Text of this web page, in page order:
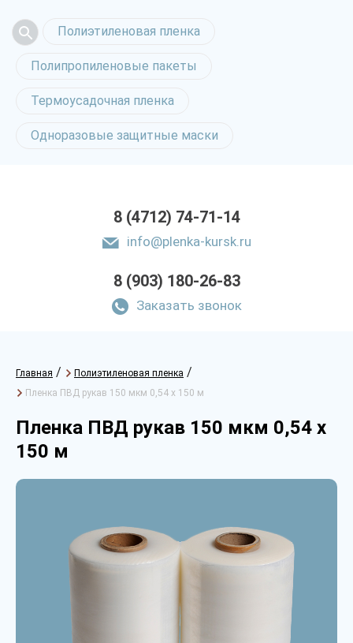
Полиэтиленовая пленка
Полипропиленовые пакеты
Термоусадочная пленка
Одноразовые защитные маски
8 (4712) 74-71-14
info@plenka-kursk.ru
8 (903) 180-26-83
Заказать звонок
Главная / Полиэтиленовая пленка /
Пленка ПВД рукав 150 мкм 0,54 х 150 м
Пленка ПВД рукав 150 мкм 0,54 х
150 м